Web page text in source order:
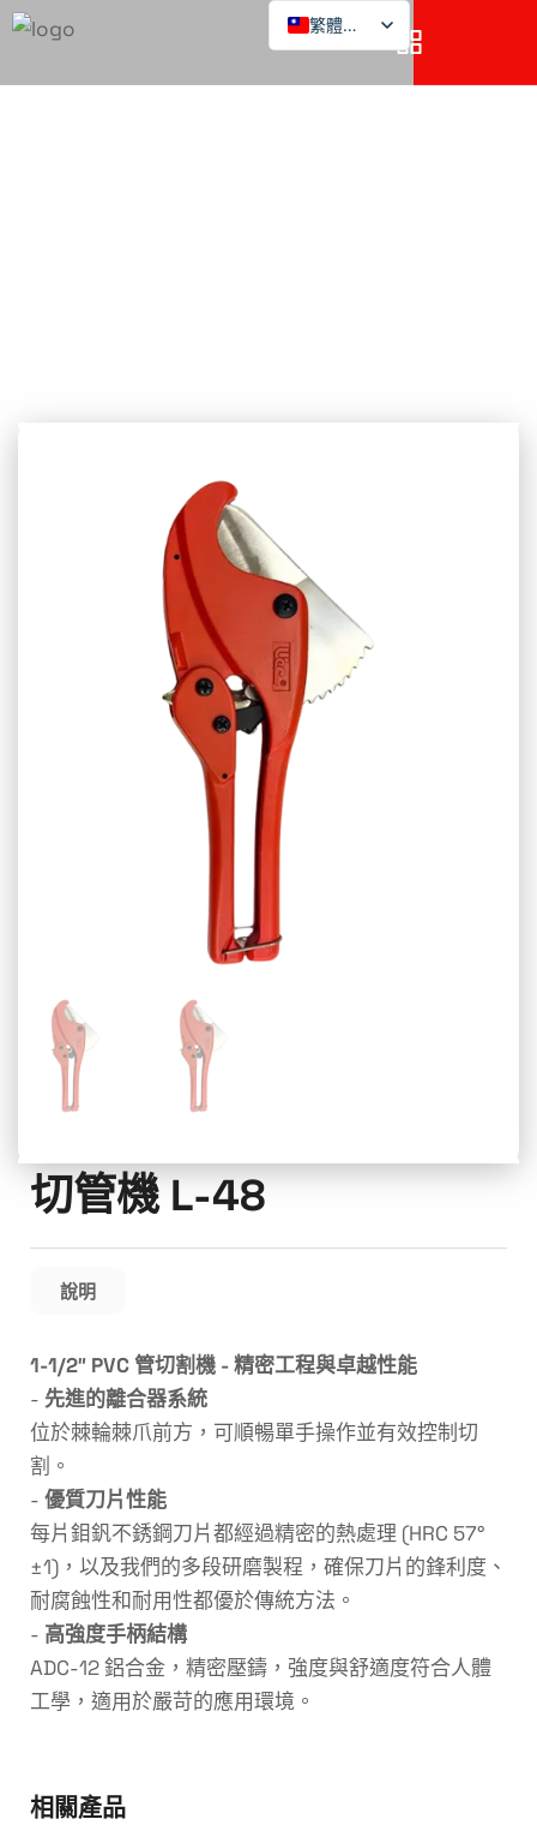
繁體中文
切管機 L-48
說明
1-1/2″ PVC 管切割機 - 精密工程與卓越性能
- 先進的離合器系統
位於棘輪棘爪前方，可順暢單手操作並有效控制切
割。
- 優質刀片性能
每片鉬釩不銹鋼刀片都經過精密的熱處理 (HRC 57°
±1)，以及我們的多段研磨製程，確保刀片的鋒利度、
耐腐蝕性和耐用性都優於傳統方法。
- 高強度手柄結構
ADC-12 鋁合金，精密壓鑄，強度與舒適度符合人體
工學，適用於嚴苛的應用環境。
相關產品